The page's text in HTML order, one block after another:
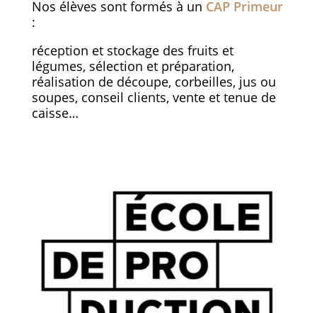
Nos élèves sont formés à un CAP Primeur
:
réception et stockage des fruits et
légumes, sélection et préparation,
réalisation de découpe, corbeilles, jus ou
soupes, conseil clients, vente et tenue de
caisse…